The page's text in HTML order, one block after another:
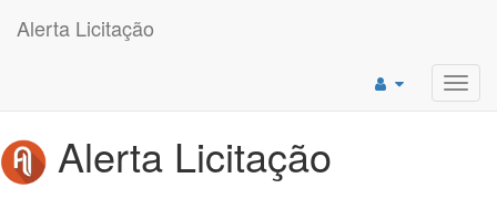
Alerta Licitação
Alerta Licitação